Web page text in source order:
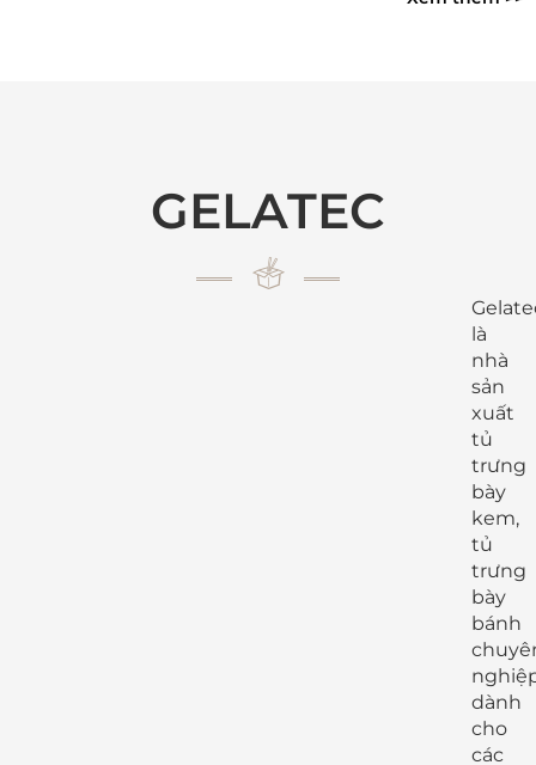
GELATEC
là
nhà
sản
xuất
tủ
trưng
bày
kem,
tủ
trưng
bày
bánh
dành
cho
các